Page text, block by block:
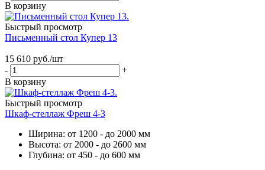
В корзину
Быстрый просмотр
Письменный стол Купер 13
15 610 руб./шт
-
+
В корзину
Быстрый просмотр
Шкаф-стеллаж Фреш 4-3
Ширина: от 1200 - до 2000 мм
Высота: от 2000 - до 2600 мм
Глубина: от 450 - до 600 мм